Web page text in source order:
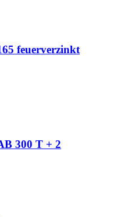
feuerverzinkt
300 T + 2